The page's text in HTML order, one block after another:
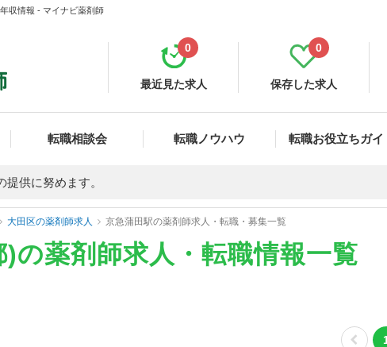
収情報 - マイナビ薬剤師
最近見た求人
0
保存した求人
0
転職相談会 転職ノウハウ 転職お役立ちガイ
供に努めます。
大田区の薬剤師求人 京急蒲田駅の薬剤師求人・転職・募集一覧
の薬剤師求人・転職情報一覧